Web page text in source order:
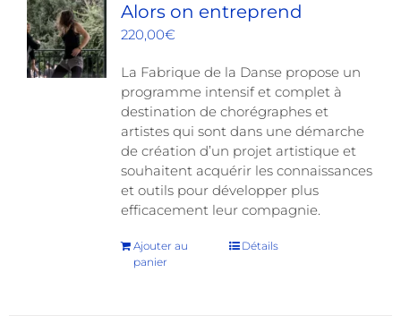
Alors on entreprend
220,00€
La Fabrique de la Danse propose un
programme intensif et complet à
destination de chorégraphes et
artistes qui sont dans une démarche
de création d’un projet artistique et
souhaitent acquérir les connaissances
et outils pour développer plus
efficacement leur compagnie.
Ajouter au
panier
Détails